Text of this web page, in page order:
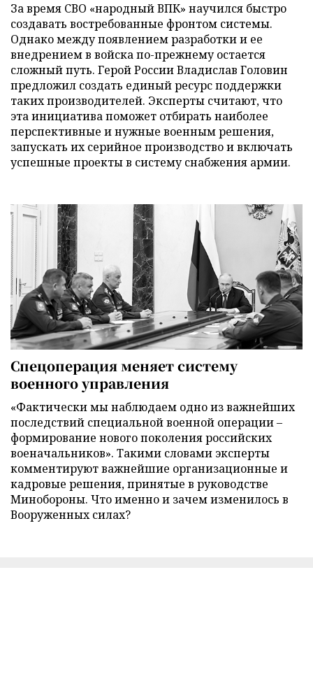
За время СВО «народный ВПК» научился быстро
создавать востребованные фронтом системы.
Однако между появлением разработки и ее
внедрением в войска по-прежнему остается
сложный путь. Герой России Владислав Головин
предложил создать единый ресурс поддержки
таких производителей. Эксперты считают, что
эта инициатива поможет отбирать наиболее
перспективные и нужные военным решения,
запускать их серийное производство и включать
успешные проекты в систему снабжения армии.
Спецоперация меняет систему
военного управления
«Фактически мы наблюдаем одно из важнейших
последствий специальной военной операции –
формирование нового поколения российских
военачальников». Такими словами эксперты
комментируют важнейшие организационные и
кадровые решения, принятые в руководстве
Минобороны. Что именно и зачем изменилось в
Вооруженных силах?